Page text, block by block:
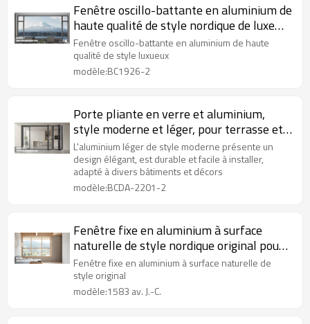
Fenêtre oscillo-battante en aluminium de
haute qualité de style nordique de luxe
pour projet d'hôtel
Fenêtre oscillo-battante en aluminium de haute
qualité de style luxueux
modèle:BC1926-2
Porte pliante en verre et aluminium,
style moderne et léger, pour terrasse et
appartement
L'aluminium léger de style moderne présente un
design élégant, est durable et facile à installer,
adapté à divers bâtiments et décors
modèle:BCDA-2201-2
Fenêtre fixe en aluminium à surface
naturelle de style nordique original pour
projet hôtelier
Fenêtre fixe en aluminium à surface naturelle de
style original
modèle:1583 av. J.-C.